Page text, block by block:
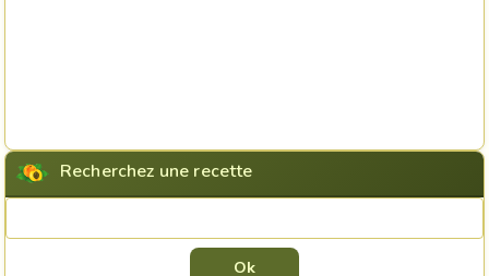
Recherchez une recette